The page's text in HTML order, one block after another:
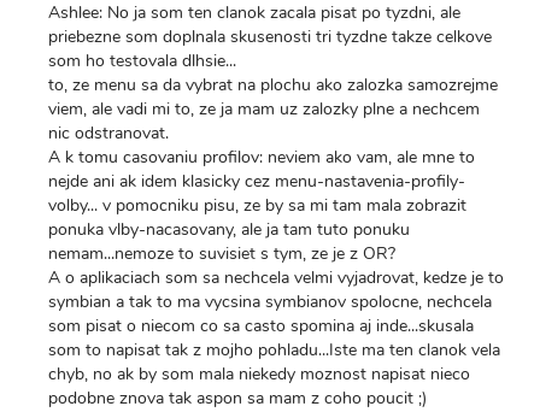
Ashlee: No ja som ten clanok zacala pisat po tyzdni, ale
priebezne som doplnala skusenosti tri tyzdne takze celkove
som ho testovala dlhsie...
to, ze menu sa da vybrat na plochu ako zalozka samozrejme
viem, ale vadi mi to, ze ja mam uz zalozky plne a nechcem
nic odstranovat.
A k tomu casovaniu profilov: neviem ako vam, ale mne to
nejde ani ak idem klasicky cez menu-nastavenia-profily-
volby... v pomocniku pisu, ze by sa mi tam mala zobrazit
ponuka vlby-nacasovany, ale ja tam tuto ponuku
nemam...nemoze to suvisiet s tym, ze je z OR?
A o aplikaciach som sa nechcela velmi vyjadrovat, kedze je to
symbian a tak to ma vycsina symbianov spolocne, nechcela
som pisat o niecom co sa casto spomina aj inde...skusala
som to napisat tak z mojho pohladu...Iste ma ten clanok vela
chyb, no ak by som mala niekedy moznost napisat nieco
podobne znova tak aspon sa mam z coho poucit ;)